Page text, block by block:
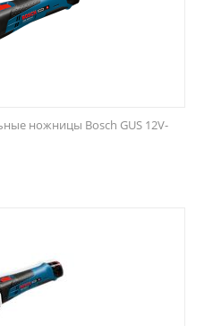
ножницы Bosch GUS 12V-